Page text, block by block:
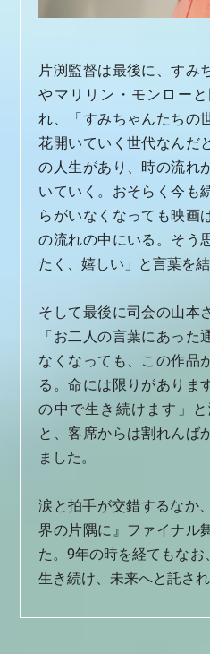
片渕監督は最後に、すみ
やマリリン・モンロー
れ、「すみちゃんたちの
花開いていく世代なんだ
の人生があり、時の流れ
いていく。おそらく今も
らがいなくなっても映画
の流れの中にいる。そう
たく、嬉しい」と言葉を結
そして最後に司会の山本
「お二人の言葉にあっ
なくなっても、この作品
る。命には限りがありま
の中で生き続けます」
と、客席からは割れんば
ました。
涙と拍手が交錯するなか
界の片隅に』ファイナル
た。9年の時を経てもな
生き続け、未来へと託され